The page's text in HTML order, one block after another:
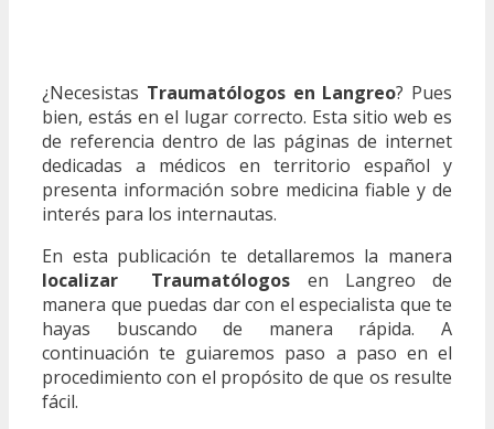
¿Necesistas Traumatólogos en Langreo? Pues
bien, estás en el lugar correcto. Esta sitio web es
de referencia dentro de las páginas de internet
dedicadas a médicos en territorio español y
presenta información sobre medicina fiable y de
interés para los internautas.
En esta publicación te detallaremos la manera
localizar Traumatólogos en Langreo de
manera que puedas dar con el especialista que te
hayas buscando de manera rápida. A
continuación te guiaremos paso a paso en el
procedimiento con el propósito de que os resulte
fácil.